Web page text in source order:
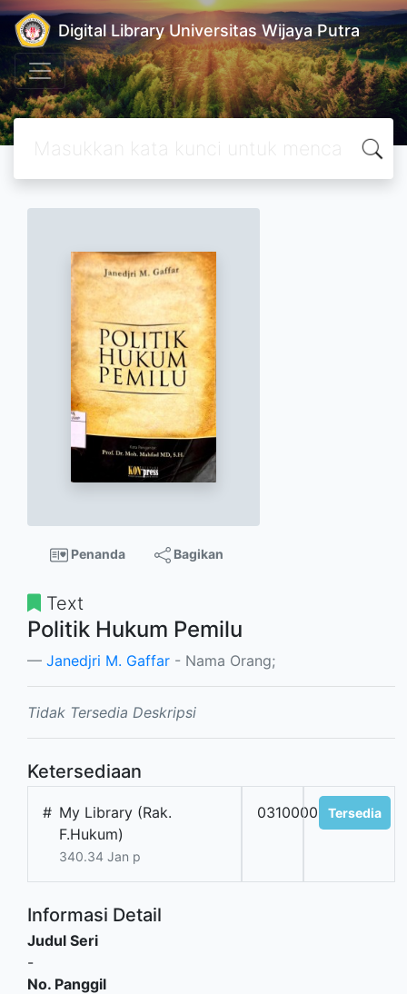
Digital Library Universitas Wijaya Putra
Penanda Bagikan
Text
Politik Hukum Pemilu
Janedjri M. Gaffar - Nama Orang;
Tidak Tersedia Deskripsi
Ketersediaan
# My Library (Rak.
F.Hukum)
340.34 Jan p
0310000005462
Tersedia
Informasi Detail
Judul Seri
-
No. Panggil